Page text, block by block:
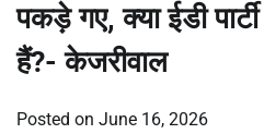
पकड़े गए, क्या ईडी
हैं?- केजरीवाल
Posted on June 16, 2026